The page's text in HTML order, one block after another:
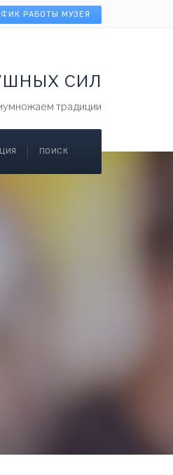
РАБОТЫ МУЗЕЯ
сил
традиции
ПОИСК